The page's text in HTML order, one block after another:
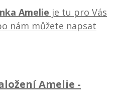
Amelie je tu pro Vás
nám můžete napsat
Amelie -